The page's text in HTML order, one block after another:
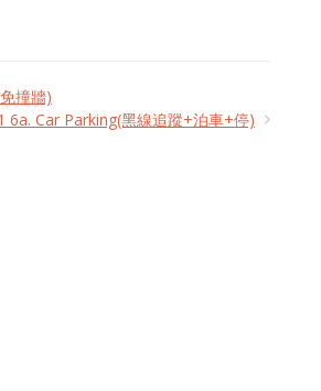
撞牆)
6a. Car Parking(黑線追蹤+泊車+停)